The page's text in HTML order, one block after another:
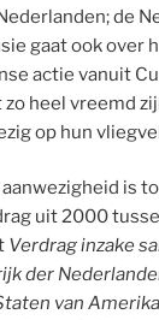
de
gaat ook over
actie vanuit
heel vreemd
op hun
aanwezigheid is
uit 2000
Verdrag inzake
der
van